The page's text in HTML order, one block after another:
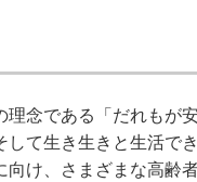
理念である「だれもが
して生き生きと生活で
向け、さまざまな高齢